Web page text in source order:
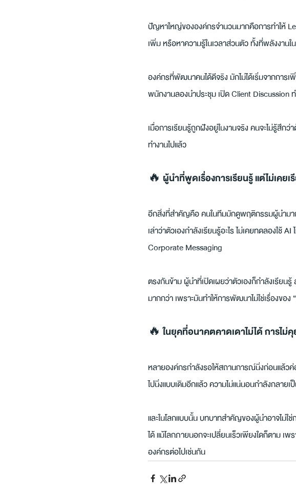
ปัญหาใหญ่ขององค์กรจำนวนมากคือการทำให้
เพิ่ม หรือหาความรู้ในเวลาส่วนตัว ทั้งที่พลังงานใ
องค์กรที่พัฒนาคนได้ดีจริง มักไม่ได้เริ่มจากการเ
พนักงานลองนำประชุม เปิด Client Discussion
เมื่อการเรียนรู้ถูกฝังอยู่ในงานจริง คนจะไม่รู้สึก
ทำงานไปแล้ว
🔥 ผู้นำที่พูดเรื่องการเรียนรู้ แต่ไม่เคยเ
อีกสิ่งที่สำคัญคือ คนในทีมมักดูพฤติกรรมผู้นำมา
เล่าว่าตัวเองกำลังเรียนรู้อะไร ไม่เคยทดลองใช้
Corporate Messaging
ตรงกันข้าม ผู้นำที่เปิดเผยว่าตัวเองก็กำลังเรีย
มากกว่า เพราะมันทำให้การพัฒนาไม่ใช่เรื่องขอ
🔥 ในยุคที่อนาคตคาดเดาไม่ได้ การไม่
หลายองค์กรกำลังรอให้สถานการณ์นิ่งก่อนแล้ว
ไปนิ่งแบบเดิมอีกแล้ว ความไม่แน่นอนกำลังกลาย
และในโลกแบบนั้น บทบาทสำคัญของผู้นำอาจไม่
ได้ แม้โลกภายนอกจะเปลี่ยนเร็วเพียงใดก็ตาม เ
องค์กรต่อไปเช่นกัน